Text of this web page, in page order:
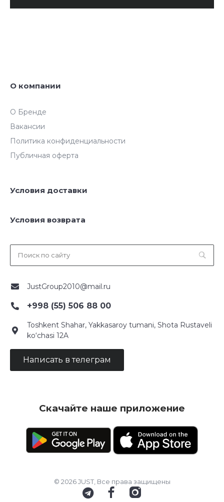
О компании
О Бренде
Вакансии
Политика конфиденциальности
Публичная оферта
Условия доставки
Условия возврата
JustGroup2010@mail.ru
+998 (55) 506 88 00
Toshkent Shahar, Yakkasaroy tumani, Shota Rustaveli
ko‘chasi 12A
Написать в телеграм
Скачайте наше приложение
© 2026 JUST, Все права защищены